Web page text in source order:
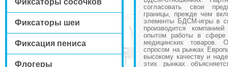
Фиксаторы сосочков
Фиксаторы шеи
Фиксация пениса
Флогеры
согласовать свои
границы, прежде чем
элементы БДСМ-игры в
производится
опытом работы в сфере
медицинских товаров.
спросом на рынках
высокому качеству и
этих рынках